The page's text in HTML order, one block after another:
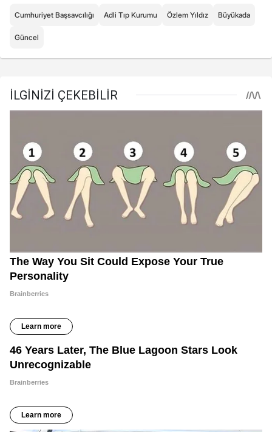
Cumhuriyet Başsavcılığı Adli Tıp Kurumu Özlem Yıldız Büyükada
Güncel